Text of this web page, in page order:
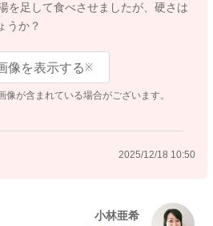
を足して食べさせましたが、硬さは
うか？
像を表示する※
が含まれている場合がございます。
2025/12/18 10:50
小林亜希